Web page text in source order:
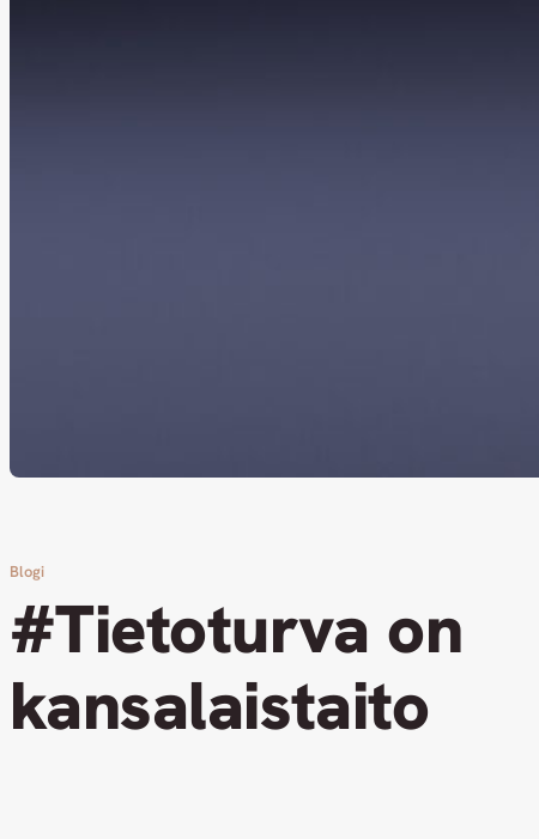
Blogi
#Tietoturva on
kansalaistaito